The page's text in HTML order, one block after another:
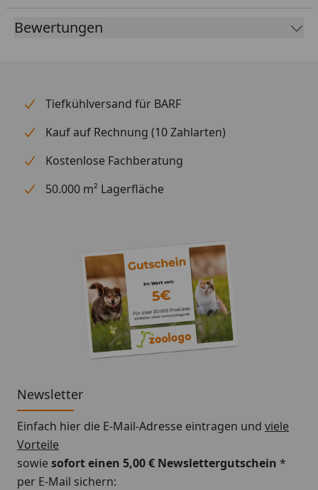
Bewertungen
Tiefkühlversand für BARF
Kauf auf Rechnung (10 Zahlarten)
Kostenlose Fachberatung
50.000 m² Lagerfläche
Newsletter
Einfach hier die E-Mail-Adresse eintragen und viele
Vorteile
sowiesofort einen 5,00 € Newslettergutschein *
per E-Mail sichern: